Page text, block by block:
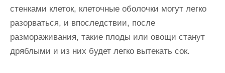
стенками клеток, клеточные оболочки могут легко
разорваться, и впоследствии, после
размораживания, такие плоды или овощи станут
дряблыми и из них будет легко вытекать сок.